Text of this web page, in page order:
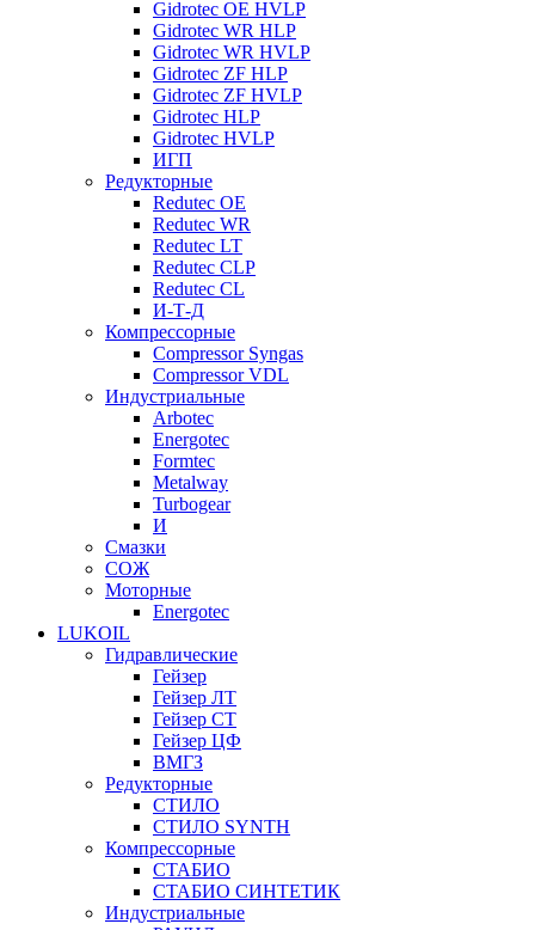
Gidrotec OE HVLP
Gidrotec WR HLP
Gidrotec WR HVLP
Gidrotec ZF HLP
Gidrotec ZF HVLP
Gidrotec HLP
Gidrotec HVLP
ИГП
Редукторные
Redutec OE
Redutec WR
Redutec LT
Redutec CLP
Redutec CL
И-Т-Д
Компрессорные
Compressor Syngas
Compressor VDL
Индустриальные
Arbotec
Energotec
Formtec
Metalway
Turbogear
И
Смазки
СОЖ
Моторные
Energotec
LUKOIL
Гидравлические
Гейзер
Гейзер ЛТ
Гейзер СТ
Гейзер ЦФ
ВМГЗ
Редукторные
СТИЛО
СТИЛО SYNTH
Компрессорные
СТАБИО
СТАБИО СИНТЕТИК
Индустриальные